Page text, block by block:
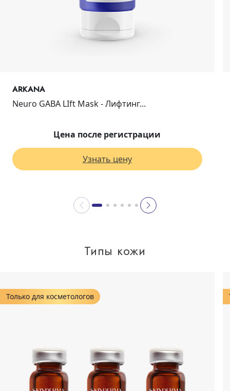
ARKANA
Neuro GABA LIft Mask - Лифтинг...
Цена после регистрации
Узнать цену
Типы кожи
Только для косметологов